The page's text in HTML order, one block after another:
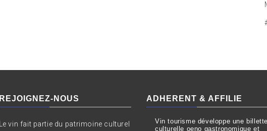
REJOIGNEZ-NOUS
Le vin fait partie du patrimoine culturel
ADHERENT & AFFILIE
Vin tourisme développe une
culturelle oeno gastronomique et